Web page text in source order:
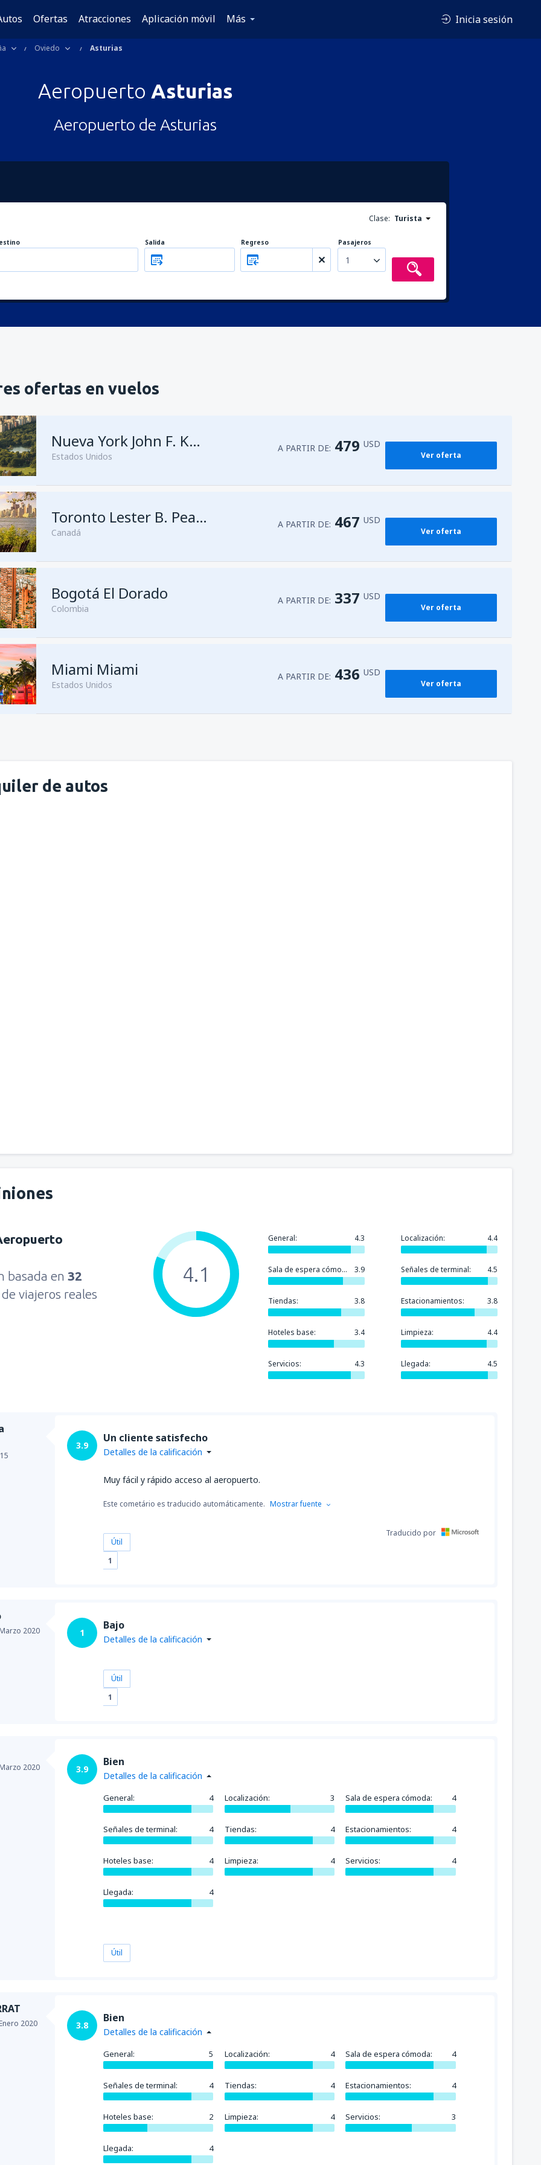
Ofertas Atracciones Aplicación móvil Más Inicia sesión
Oviedo Asturias
Aeropuerto Asturias
Aeropuerto de Asturias
Clase: Turista
Salida Regreso Pasajeros
1
ofertas en vuelos
Nueva York John F. Kennedy
Estados Unidos
A PARTIR DE: 479 USD
Ver oferta
Toronto Lester B. Pearson
Canadá
A PARTIR DE: 467 USD
Ver oferta
Bogotá El Dorado
Colombia
A PARTIR DE: 337 USD
Ver oferta
Miami Miami
Estados Unidos
A PARTIR DE: 436 USD
Ver oferta
de autos
basada en 32
de viajeros reales
General: 4.3 Localización: 4.4
Sala de espera cómoda: 3.9 Señales de terminal: 4.5
Tiendas: 3.8 Estacionamientos: 3.8
Hoteles base: 3.4 Limpieza: 4.4
Servicios: 4.3 Llegada: 4.5
4.1
3.9
Un cliente satisfecho
Detalles de la calificación
Muy fácil y rápido acceso al aeropuerto.
Este cometário es traducido automáticamente. Mostrar fuente
Útil
1
Traducido por
2020 1
Bajo
Detalles de la calificación
Útil
1
2020 3.9
Bien
Detalles de la calificación
General: 4 Localización: 3 Sala de espera cómoda: 4
Señales de terminal: 4 Tiendas: 4 Estacionamientos: 4
Hoteles base: 4 Limpieza: 4 Servicios: 4
Llegada: 4
Útil
2020 3.8
Bien
Detalles de la calificación
General: 5 Localización: 4 Sala de espera cómoda: 4
Señales de terminal: 4 Tiendas: 4 Estacionamientos: 4
Hoteles base: 2 Limpieza: 4 Servicios: 3
Llegada: 4